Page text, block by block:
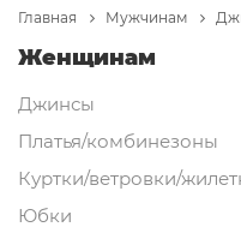
Главная Мужчинам
Женщинам
Джинсы
Платья/комбинезоны
Куртки/ветровки/
Юбки